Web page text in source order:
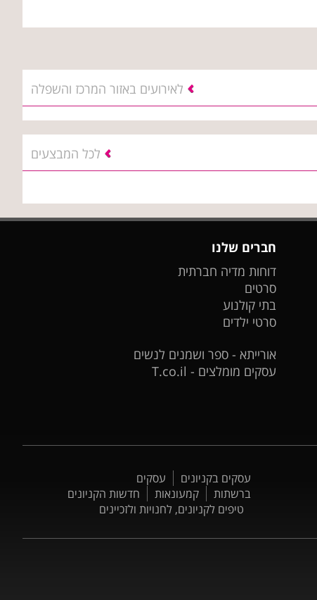
לאירועים באזור המרכז והשפלה
לכל המבצעים
חברים שלנו
דוחות מדיה חברתית
סרטים
בתי קולנוע
סרטי ילדים
אורייתא - ספר ושמנים לנשים
עסקים מומלצים - T.co.il
עסקים בקניונים
עסקים
ברשתות
קמעונאות
חדשות הקניונים
טיפים לקניונים, לחנויות ולזכיינים